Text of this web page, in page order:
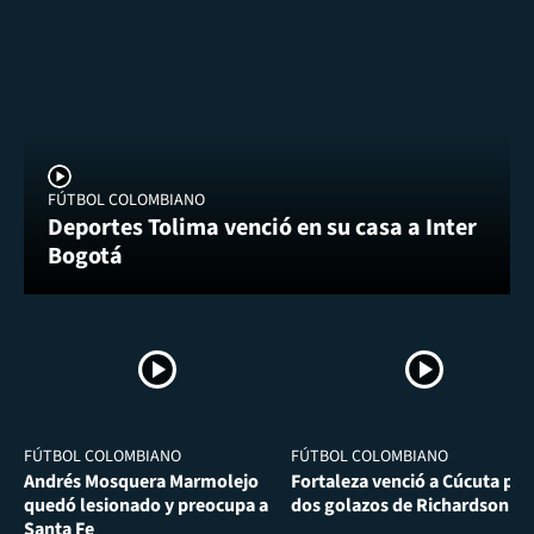
FÚTBOL COLOMBIANO
Deportes Tolima venció en su casa a Inter
Bogotá
FÚTBOL COLOMBIANO
Andrés Mosquera Marmolejo
quedó lesionado y preocupa a
FÚTBOL COLOMBIANO
Fortaleza venció a Cúcuta por
dos golazos de Richardson